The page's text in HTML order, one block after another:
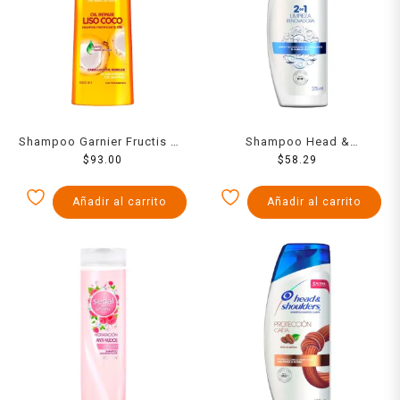
Shampoo Garnier Fructis oil
repair liso coco 650 ml
$ 93.00
Añadir al carrito
Shampoo Head &
Shoulders limpieza
250 ml
$58.29
Añadir al carrito